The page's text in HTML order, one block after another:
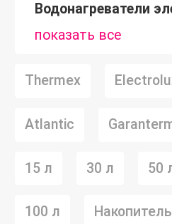
Водонагреватели
показать все
Thermex
Atlantic
15 л 30 л 50
100 л